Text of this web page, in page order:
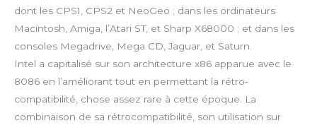
dont les CPS1, CPS2 et NeoGeo ; dans les ordinateurs
Macintosh, Amiga, l’Atari ST, et Sharp X68000 ; et dans les
consoles Megadrive, Mega CD, Jaguar, et Saturn.
Intel a capitalisé sur son architecture x86 apparue avec le
8086 en l’améliorant tout en permettant la rétro-
compatibilité, chose assez rare à cette époque. La
combinaison de sa rétrocompatibilité, son utilisation sur